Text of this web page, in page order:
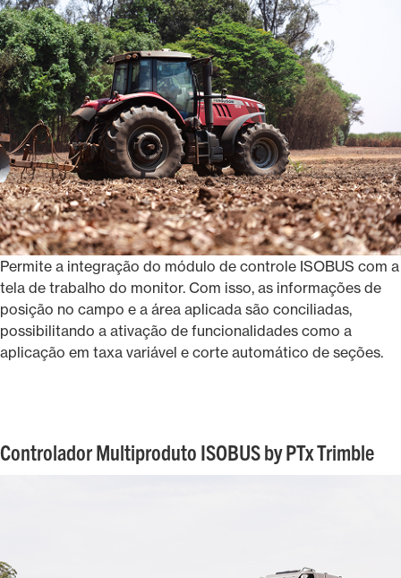
Permite a integração do módulo de controle ISOBUS com a
tela de trabalho do monitor. Com isso, as informações de
posição no campo e a área aplicada são conciliadas,
possibilitando a ativação de funcionalidades como a
aplicação em taxa variável e corte automático de seções.
Controlador Multiproduto ISOBUS by PTx Trimble